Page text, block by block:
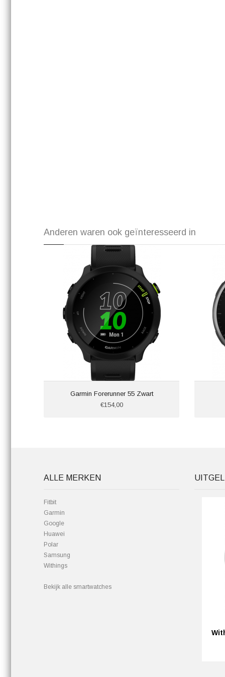
Anderen waren ook geïnteresseerd in
Garmin Forerunner 55 Zwart
€154,00
ALLE MERKEN
Fitbit
Garmin
Google
Huawei
Polar
Samsung
Withings
Bekijk alle smartwatches